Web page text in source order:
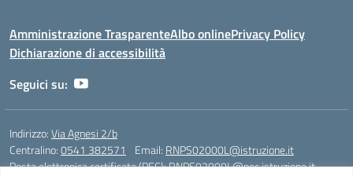
Amministrazione TrasparenteAlbo onlinePrivacy Policy
Dichiarazione di accessibilità
Seguici su:
Indirizzo:Via Agnesi 2/b
Centralino:0541 382571 Email: RNPS02000L@istruzione.it
Posta elettronica certificata (PEC):RNPS02000L@pec.istruzione.it